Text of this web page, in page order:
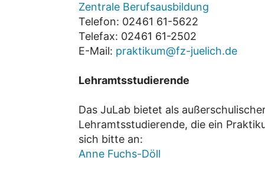
Zentrale Berufsausbildung
Telefon: 02461 61-5622
Telefax: 02461 61-2502
E-Mail: praktikum@fz-juelich.de
Lehramtsstudierende
Das JuLab bietet als
Lehramtsstudierende, die ein
sich bitte an:
Anne Fuchs-Döll